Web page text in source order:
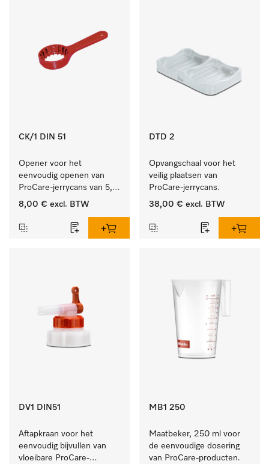
CK/1 DIN 51
Opener voor het
eenvoudig openen van
ProCare-jerrycans van 5,
10 en 20 l.
8,00 € excl. BTW
DTD 2
Opvangschaal voor het
veilig plaatsen van
ProCare-jerrycans.
38,00 € excl. BTW
DV1 DIN51
Aftapkraan voor het
eenvoudig bijvullen van
vloeibare ProCare-
MB1 250
Maatbeker, 250 ml voor
de eenvoudige dosering
van ProCare-producten.